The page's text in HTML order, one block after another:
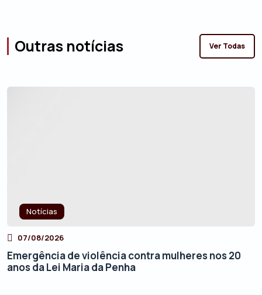
Outras notícias Ver Todas
Notícias
07/08/2026
Emergência de violência contra mulheres nos 20
anos da Lei Maria da Penha